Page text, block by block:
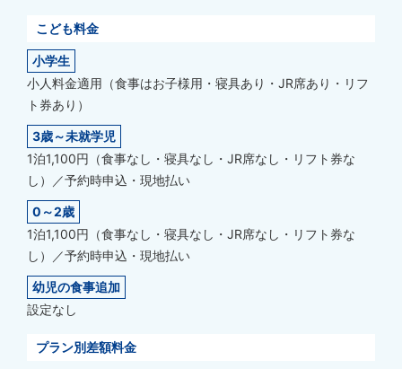
こども料金
小学生
小人料金適用（食事はお子様用・寝具あり・JR席あり・リフ
ト券あり）
3歳～未就学児
1泊1,100円（食事なし・寝具なし・JR席なし・リフト券な
し）／予約時申込・現地払い
0～2歳
1泊1,100円（食事なし・寝具なし・JR席なし・リフト券な
し）／予約時申込・現地払い
幼児の食事追加
設定なし
プラン別差額料金